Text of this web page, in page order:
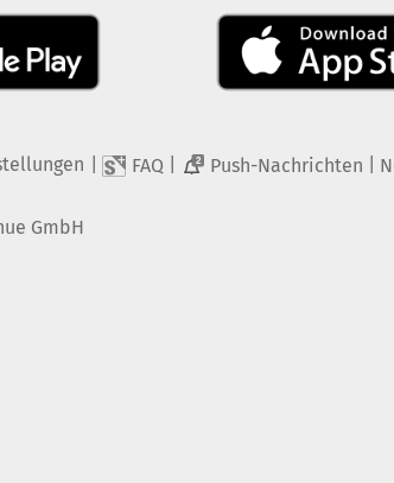
FAQ 2 Push-Nachrichten
GmbH